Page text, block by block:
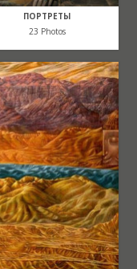
ПОРТРЕТЫ
23 Photos